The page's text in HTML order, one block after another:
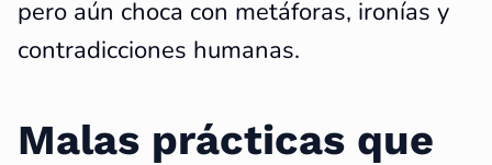
pero aún choca con metáforas, ironías y
contradicciones humanas.
Malas prácticas que